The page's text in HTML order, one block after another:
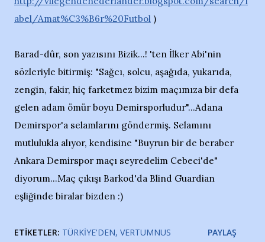
abel/Amat%C3%B6r%20Futbol )
Barad-dûr, son yazısını Bizik...! 'ten İlker Abi'nin
sözleriyle bitirmiş: "Sağcı, solcu, aşağıda, yukarıda,
zengin, fakir, hiç farketmez bizim maçımıza bir defa
gelen adam ömür boyu Demirsporludur"...Adana
Demirspor'a selamlarını göndermiş. Selamını
mutlulukla alıyor, kendisine "Buyrun bir de beraber
Ankara Demirspor maçı seyredelim Cebeci'de"
diyorum...Maç çıkışı Barkod'da Blind Guardian
eşliğinde biralar bizden :)
ETIKETLER: TÜRKIYE'DEN VERTUMNUS PAYLAŞ